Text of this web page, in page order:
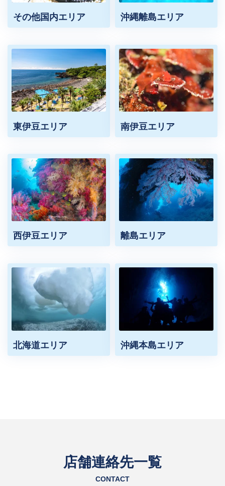
その他国内エリア 沖縄離島エリア
東伊豆エリア 南伊豆エリア
西伊豆エリア 離島エリア
北海道エリア 沖縄本島エリア
店舗連絡先一覧
CONTACT